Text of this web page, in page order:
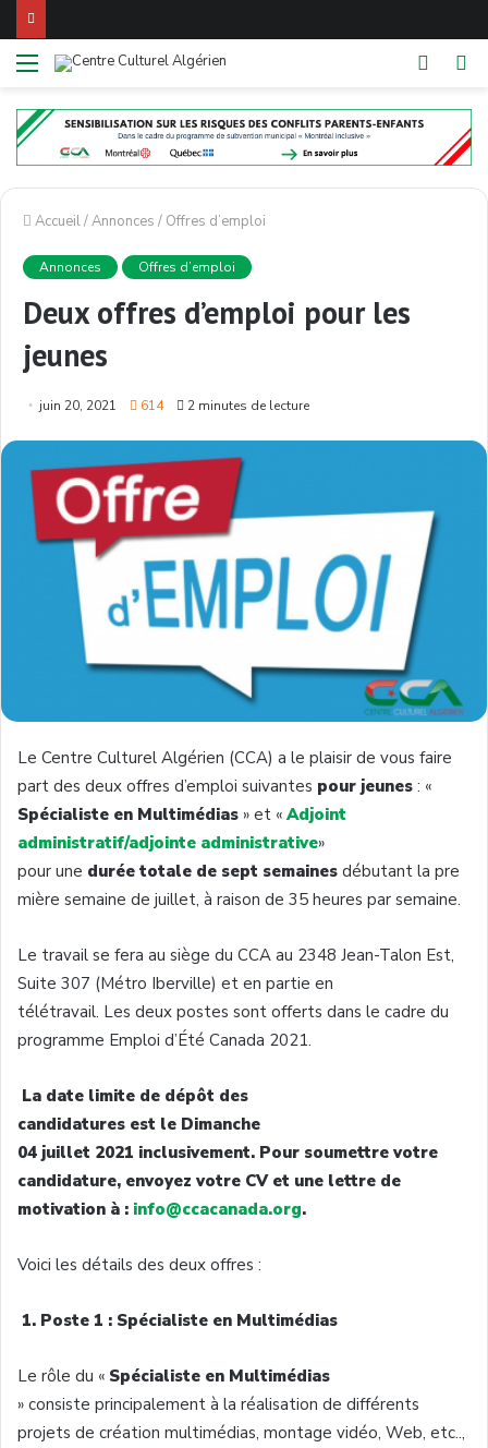
Menu
Switch
Accueil/Annonces / Offres d’emploi
Annonces Offres d’emploi
Deux offres d’emploi pour les
jeunes
juin 20, 2021 614 2 minutes de lecture
Le Centre Culturel Algérien (CCA) a le plaisir de vous faire
part des deux offres d’emploi suivantes pour jeunes : «
Spécialiste en Multimédias » et « Adjoint
administratif/adjointe administrative»
pour une durée totale de sept semaines débutant la pre
mière semaine de juillet, à raison de 35 heures par semaine.
Le travail se fera au siège du CCA au 2348 Jean-Talon Est,
Suite 307 (Métro Iberville) et en partie en
télétravail. Les deux postes sont offerts dans le cadre du
programme Emploi d’Été Canada 2021.
La date limite de dépôt des
candidatures est le Dimanche
04 juillet 2021 inclusivement. Pour soumettre votre
candidature, envoyez votre CV et une lettre de
motivation à : info@ccacanada.org.
Voici les détails des deux offres :
1. Poste 1 : Spécialiste en Multimédias
Le rôle du « Spécialiste en Multimédias
» consiste principalement à la réalisation de différents
projets de création multimédias, montage vidéo, Web, etc..,